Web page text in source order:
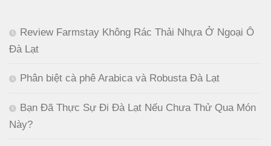
Review Farmstay Không Rác Thải Nhựa Ở Ngoại Ô
Đà Lạt
Phân biệt cà phê Arabica và Robusta Đà Lạt
Bạn Đã Thực Sự Đi Đà Lạt Nếu Chưa Thử Qua Món
Này?